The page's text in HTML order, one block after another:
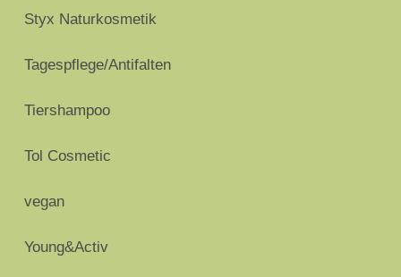
Styx Naturkosmetik
Tagespflege/Antifalten
Tiershampoo
Tol Cosmetic
vegan
Young&Activ